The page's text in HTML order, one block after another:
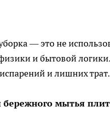
— это не
и бытовой
и лишних трат.
бережного мытья